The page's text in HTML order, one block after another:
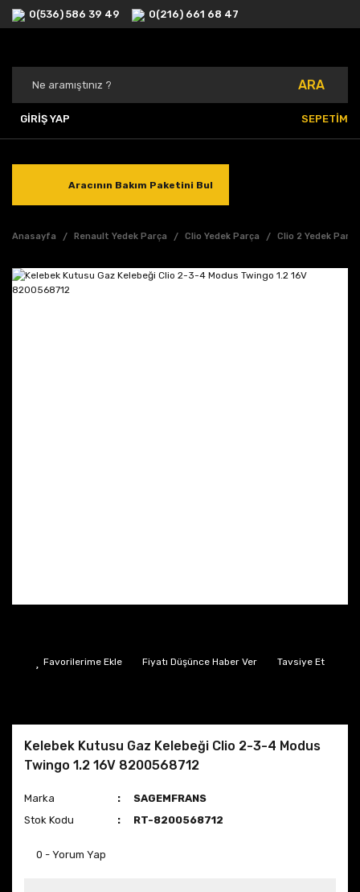
0(536) 586 39 49 0(216) 661 68 47
ARA
GİRİŞ YAP SEPETİM
Aracının Bakım Paketini Bul
Anasayfa Renault Yedek Parça Clio Yedek Parça Clio 2 Yedek
Fiyatı Düşünce Haber Ver Tavsiye Et
Kelebek Kutusu Gaz Kelebeği Clio 2-3-4 Modus
Twingo 1.2 16V 8200568712
Marka
SAGEMFRANS
Stok Kodu
RT-8200568712
0 - Yorum Yap